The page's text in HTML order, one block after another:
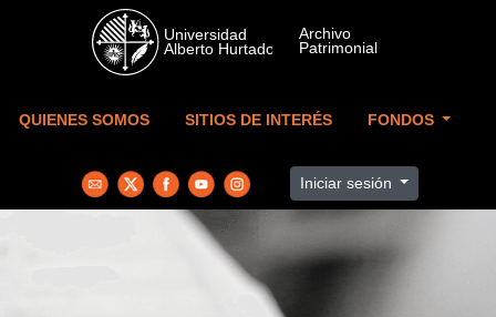
Skip to main content
QUIENES SOMOS SITIOS DE INTERÉS FONDOS
Iniciar sesión